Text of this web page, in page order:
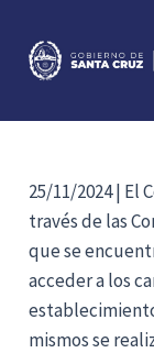
contenido
25/11/2024 | El
través de las
que se
acceder a los
mismos se